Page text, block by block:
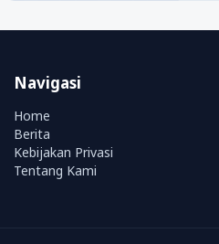
Navigasi
Home
Berita
Kebijakan Privasi
Tentang Kami